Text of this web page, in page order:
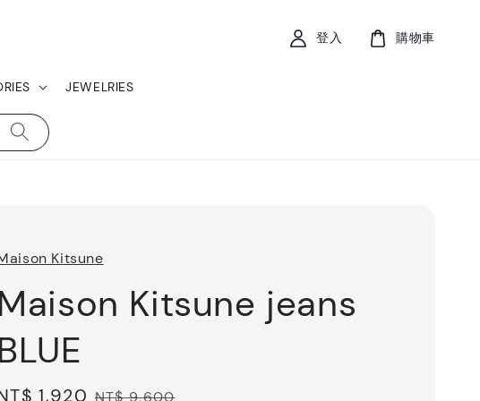
JEWELRIES
登入 購物車
Kitsune
Maison Kitsune jeans
BLUE
1,920 Regular
NT$ 9,600